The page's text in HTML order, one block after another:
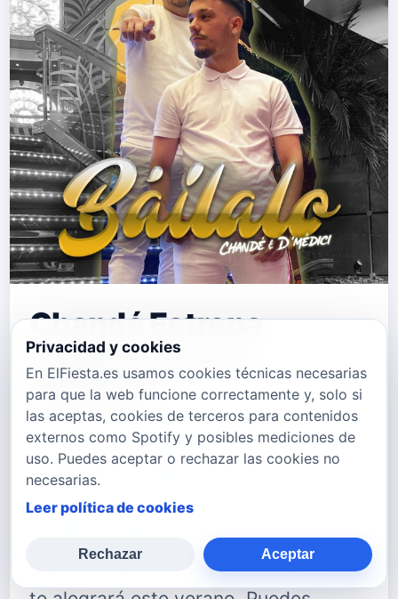
Chandé Estrena
"Báilalo" junto a
D'Médici
Ya podemos disfrutar en Plataformas
Digitales de "Báilalo", el nuevo single
de Chandé junto a su hijo,
D'Médici,&nbsp;sin duda un tema muy
esperado que suena a pelotazo y que
Privacidad y cookies
En ElFiesta.es usamos cookies técnicas necesarias
para que la web funcione correctamente y, solo si
las aceptas, cookies de terceros para contenidos
externos como Spotify y posibles mediciones de
uso. Puedes aceptar o rechazar las cookies no
necesarias.
Leer política de cookies
Rechazar Aceptar